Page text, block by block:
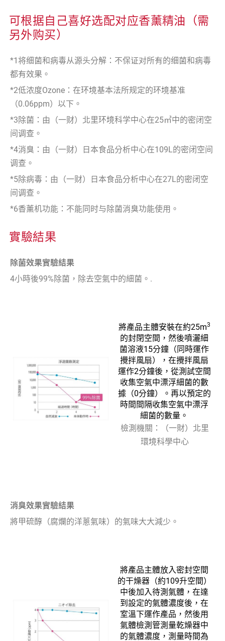
可根据自己喜好选配对应香薰精油（需
另外购买）
*1将细菌和病毒从源头分解：不保证对所有的细菌和病毒
都有效果。
*2低浓度Ozone：在环境基本法所规定的环境基准
（0.06ppm）以下。
*3除菌：由（一财）北里环境科学中心在25㎥中的密闭空
间调查。
*4消臭：由（一财）日本食品分析中心在109L的密闭空间
调查。
*5除病毒：由（一财）日本食品分析中心在27L的密闭空
间调查。
*6香薰机功能：不能同时与除菌消臭功能使用。
實驗結果
除菌效果實驗結果
4小時後99%除菌，除去空氣中的細菌。.
將產品主體安裝在約25m3
的封閉空間，然後噴灑細
菌溶液15分鐘（同時運作
攪拌風扇），在攪拌風扇
運作2分鐘後，從測試空間
收集空氣中漂浮細菌的數
據（0分鐘）。再以預定的
時間間隔收集空氣中漂浮
細菌的數量。
檢測機關：（一財）北里
環境科學中心
消臭效果實驗結果
將甲硫醇（腐爛的洋蔥氣味）的氣味大大減少。
將產品主體放入密封空間
的干燥器（約109升空間）
中後加入待測氣體，在達
到設定的氣體濃度後，在
室溫下運作產品，然後用
氣體檢測管測量乾燥器中
的氣體濃度，測量時間為